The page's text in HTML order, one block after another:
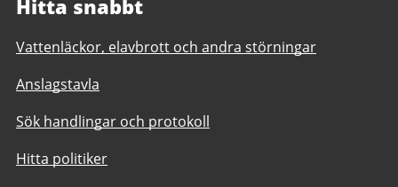
Hitta snabbt
Vattenläckor, elavbrott och andra störningar
Anslagstavla
Sök handlingar och protokoll
Hitta politiker